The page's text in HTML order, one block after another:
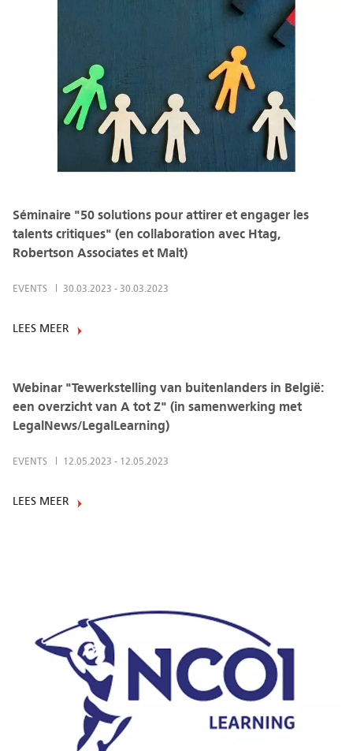
Séminaire "50 solutions pour attirer et engager les
talents critiques" (en collaboration avec Htag,
Robertson Associates et Malt)
EVENTS 30.03.2023 - 30.03.2023
LEES MEER
Webinar "Tewerkstelling van buitenlanders in België:
een overzicht van A tot Z" (in samenwerking met
LegalNews/LegalLearning)
EVENTS 12.05.2023 - 12.05.2023
LEES MEER